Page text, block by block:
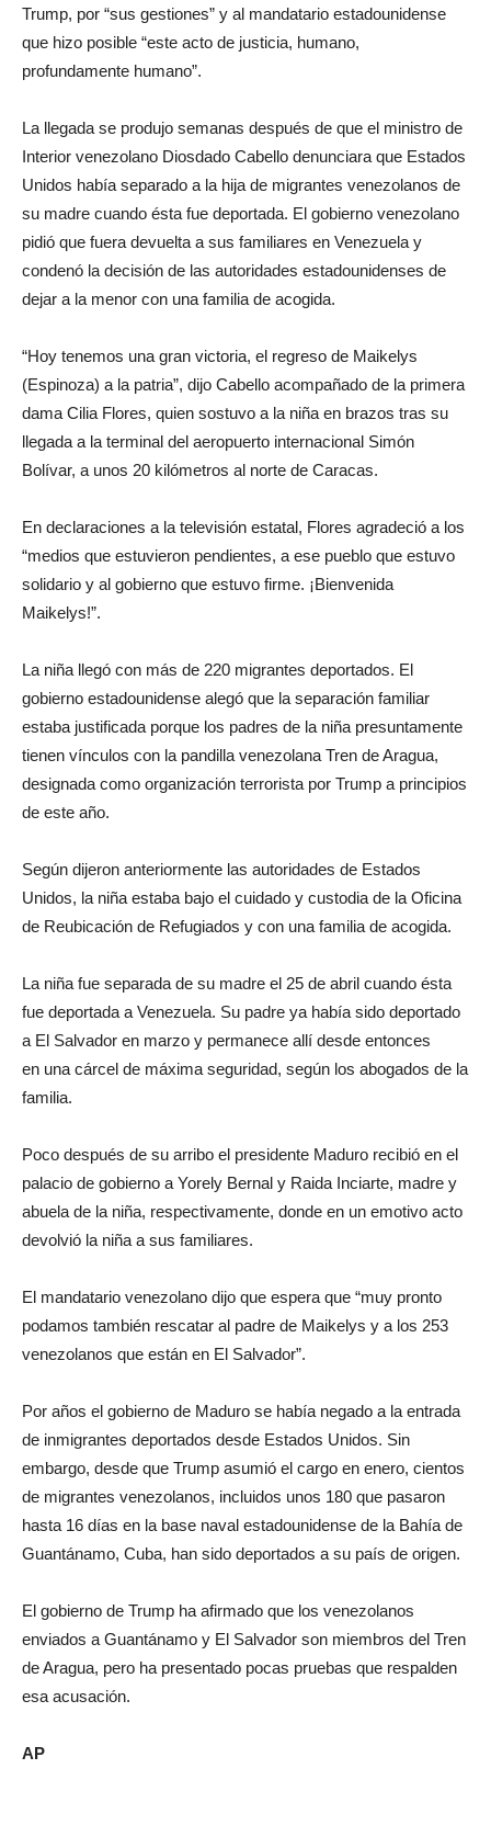
Trump, por “sus gestiones” y al mandatario estadounidense
que hizo posible “este acto de justicia, humano,
profundamente humano”.
La llegada se produjo semanas después de que el ministro de
Interior venezolano Diosdado Cabello denunciara que Estados
Unidos había separado a la hija de migrantes venezolanos de
su madre cuando ésta fue deportada. El gobierno venezolano
pidió que fuera devuelta a sus familiares en Venezuela y
condenó la decisión de las autoridades estadounidenses de
dejar a la menor con una familia de acogida.
“Hoy tenemos una gran victoria, el regreso de Maikelys
(Espinoza) a la patria”, dijo Cabello acompañado de la primera
dama Cilia Flores, quien sostuvo a la niña en brazos tras su
llegada a la terminal del aeropuerto internacional Simón
Bolívar, a unos 20 kilómetros al norte de Caracas.
En declaraciones a la televisión estatal, Flores agradeció a los
“medios que estuvieron pendientes, a ese pueblo que estuvo
solidario y al gobierno que estuvo firme. ¡Bienvenida
Maikelys!”.
La niña llegó con más de 220 migrantes deportados. El
gobierno estadounidense alegó que la separación familiar
estaba justificada porque los padres de la niña presuntamente
tienen vínculos con la pandilla venezolana Tren de Aragua,
designada como organización terrorista por Trump a principios
de este año.
Según dijeron anteriormente las autoridades de Estados
Unidos, la niña estaba bajo el cuidado y custodia de la Oficina
de Reubicación de Refugiados y con una familia de acogida.
La niña fue separada de su madre el 25 de abril cuando ésta
fue deportada a Venezuela. Su padre ya había sido deportado
a El Salvador en marzo y permanece allí desde entonces
en una cárcel de máxima seguridad, según los abogados de la
familia.
Poco después de su arribo el presidente Maduro recibió en el
palacio de gobierno a Yorely Bernal y Raida Inciarte, madre y
abuela de la niña, respectivamente, donde en un emotivo acto
devolvió la niña a sus familiares.
El mandatario venezolano dijo que espera que “muy pronto
podamos también rescatar al padre de Maikelys y a los 253
venezolanos que están en El Salvador”.
Por años el gobierno de Maduro se había negado a la entrada
de inmigrantes deportados desde Estados Unidos. Sin
embargo, desde que Trump asumió el cargo en enero, cientos
de migrantes venezolanos, incluidos unos 180 que pasaron
hasta 16 días en la base naval estadounidense de la Bahía de
Guantánamo, Cuba, han sido deportados a su país de origen.
El gobierno de Trump ha afirmado que los venezolanos
enviados a Guantánamo y El Salvador son miembros del Tren
de Aragua, pero ha presentado pocas pruebas que respalden
esa acusación.
AP